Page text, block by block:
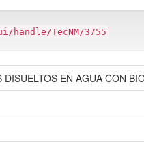
TecNM/3755
EN AGUA CON